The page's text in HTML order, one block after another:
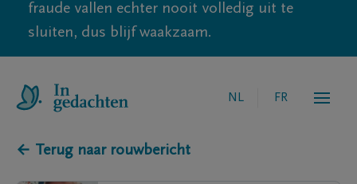
fraude vallen echter nooit volledig uit te
sluiten, dus blijf waakzaam.
NL FR
← Terug naar rouwbericht